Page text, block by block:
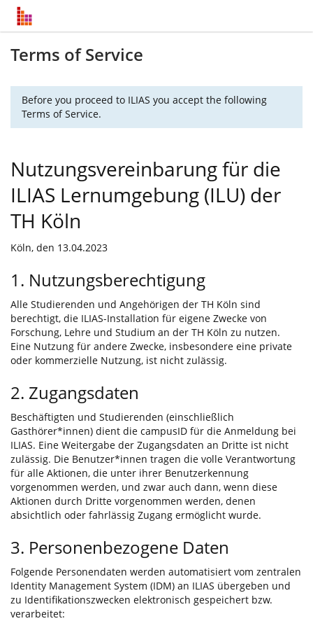
Terms of Service
Before you proceed to ILIAS you accept the following
Terms of Service.
Nutzungsvereinbarung für die
ILIAS Lernumgebung (ILU) der
TH Köln
Köln, den 13.04.2023
1. Nutzungsberechtigung
Alle Studierenden und Angehörigen der TH Köln sind
berechtigt, die ILIAS-Installation für eigene Zwecke von
Forschung, Lehre und Studium an der TH Köln zu nutzen.
Eine Nutzung für andere Zwecke, insbesondere eine private
oder kommerzielle Nutzung, ist nicht zulässig.
2. Zugangsdaten
Beschäftigten und Studierenden (einschließlich
Gasthörer*innen) dient die campusID für die Anmeldung bei
ILIAS. Eine Weitergabe der Zugangsdaten an Dritte ist nicht
zulässig. Die Benutzer*innen tragen die volle Verantwortung
für alle Aktionen, die unter ihrer Benutzerkennung
vorgenommen werden, und zwar auch dann, wenn diese
Aktionen durch Dritte vorgenommen werden, denen
absichtlich oder fahrlässig Zugang ermöglicht wurde.
3. Personenbezogene Daten
Folgende Personendaten werden automatisiert vom zentralen
Identity Management System (IDM) an ILIAS übergeben und
zu Identifikationszwecken elektronisch gespeichert bzw.
verarbeitet: